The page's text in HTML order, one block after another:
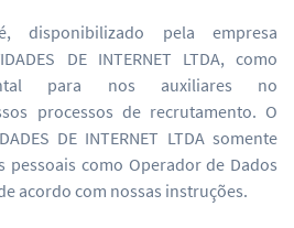
disponibilizado pela empresa
DE INTERNET LTDA, como
para nos auxiliares no
processos de recrutamento. O
DE INTERNET LTDA somente
pessoais como Operador de Dados
acordo com nossas instruções.